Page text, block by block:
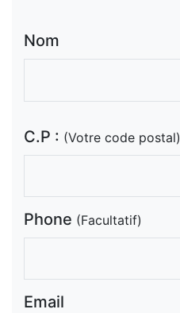
Nom
C.P : (Votre code postal)
Phone (Facultatif)
Email